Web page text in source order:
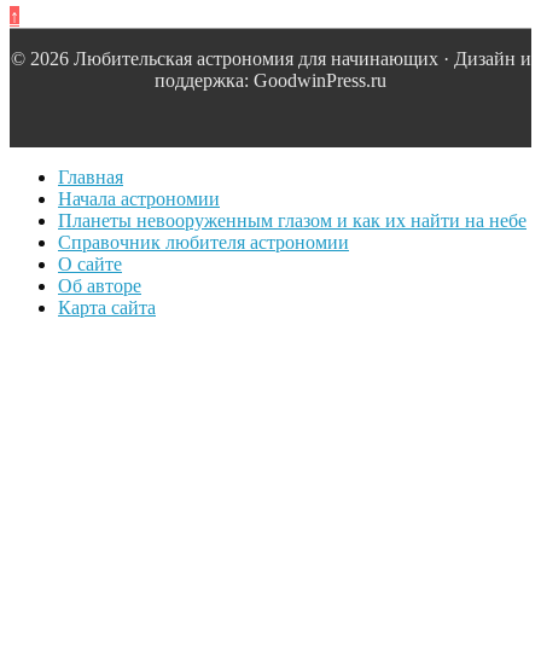
↑
© 2026 Любительская астрономия для начинающих · Дизайн и
поддержка: GoodwinPress.ru
Главная
Начала астрономии
Планеты невооруженным глазом и как их найти на небе
Справочник любителя астрономии
О сайте
Об авторе
Карта сайта